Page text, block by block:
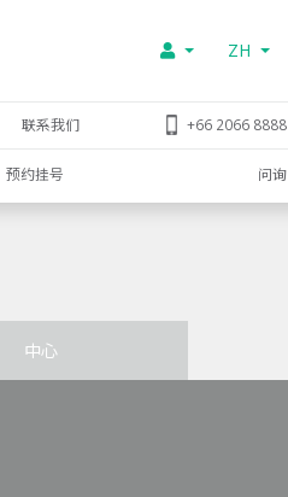
ZH
联系我们 +66 2066 8888
预约挂号 问询
中心